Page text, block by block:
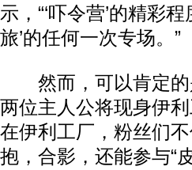
示，“‘吓令营’的精彩
旅’的任何一次专场。”
然而，可以肯定的
两位主人公将现身伊
在伊利工厂，粉丝们
抱，合影，还能参与“